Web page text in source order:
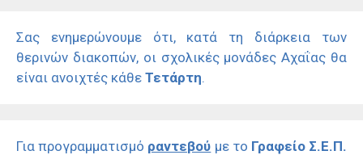
Σας ενημερώνουμε ότι, κατά τη διάρκεια των
θερινών διακοπών, οι σχολικές μονάδες Αχαΐας θα
είναι ανοιχτές κάθε Τετάρτη.
Για προγραμματισμό ραντεβού με το Γραφείο Σ.Ε.Π.